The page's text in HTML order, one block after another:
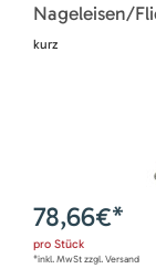
Nageleisen/
kurz
78,66€*
pro Stück
*inkl. MwSt zzgl. Versand